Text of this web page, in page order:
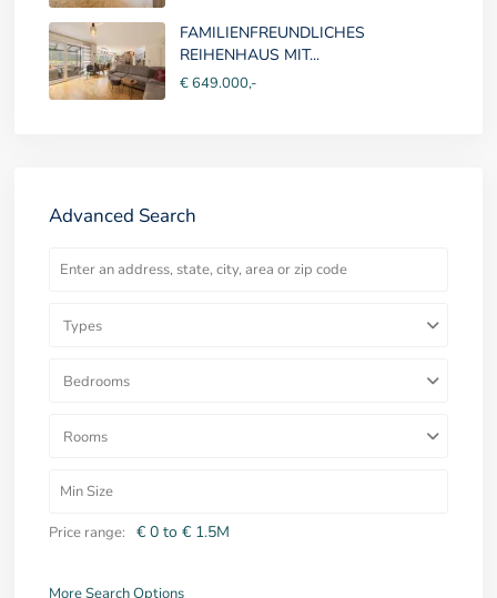
FAMILIENFREUNDLICHES
REIHENHAUS MIT...
€ 649.000,-
Advanced Search
Types
Bedrooms
Rooms
Price range: € 0 to € 1.5M
More Search Options